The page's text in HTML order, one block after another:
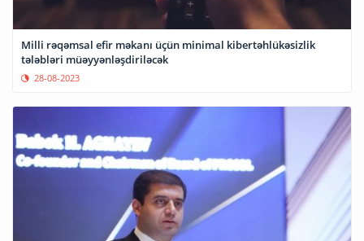
Milli rəqəmsal efir məkanı üçün minimal kibertəhlükəsizlik
tələbləri müəyyənləşdiriləcək
28-08-2023